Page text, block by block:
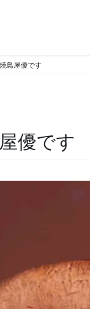
鳥屋優です
優です